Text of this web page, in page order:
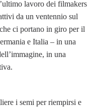
lavoro dei filmakers
da un ventennio sul
ci portano in giro per il
e Italia – in una
in una
i semi per riempirsi e